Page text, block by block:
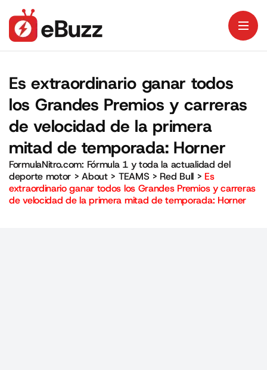
Es extraordinario ganar todos
los Grandes Premios y carreras
de velocidad de la primera
mitad de temporada: Horner
FormulaNitro.com: Fórmula 1 y toda la actualidad del
deporte motor >About> TEAMS > Red Bull >Es
extraordinario ganar todos los Grandes Premios y carreras
de velocidad de la primera mitad de temporada: Horner